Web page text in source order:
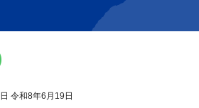
令和8年6月19日